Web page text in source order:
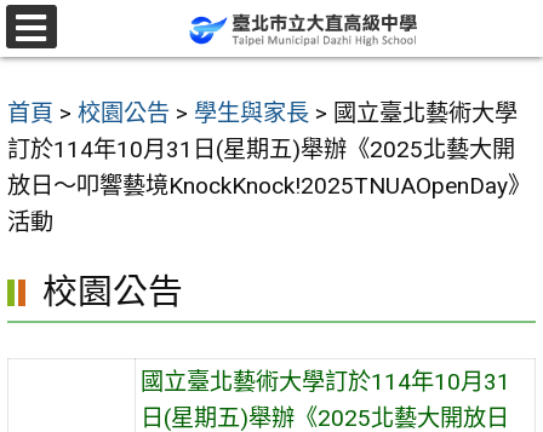
跳
至
要
內
容
區
首頁 > 校園公告 > 學生與家長 > 國立臺北藝術大學
訂於114年10月31日(星期五)舉辦《2025北藝大開
放日～叩響藝境KnockKnock!2025TNUAOpenDay》
活動
校園公告
國立臺北藝術大學訂於114年10月31
日(星期五)舉辦《2025北藝大開放日
選
單